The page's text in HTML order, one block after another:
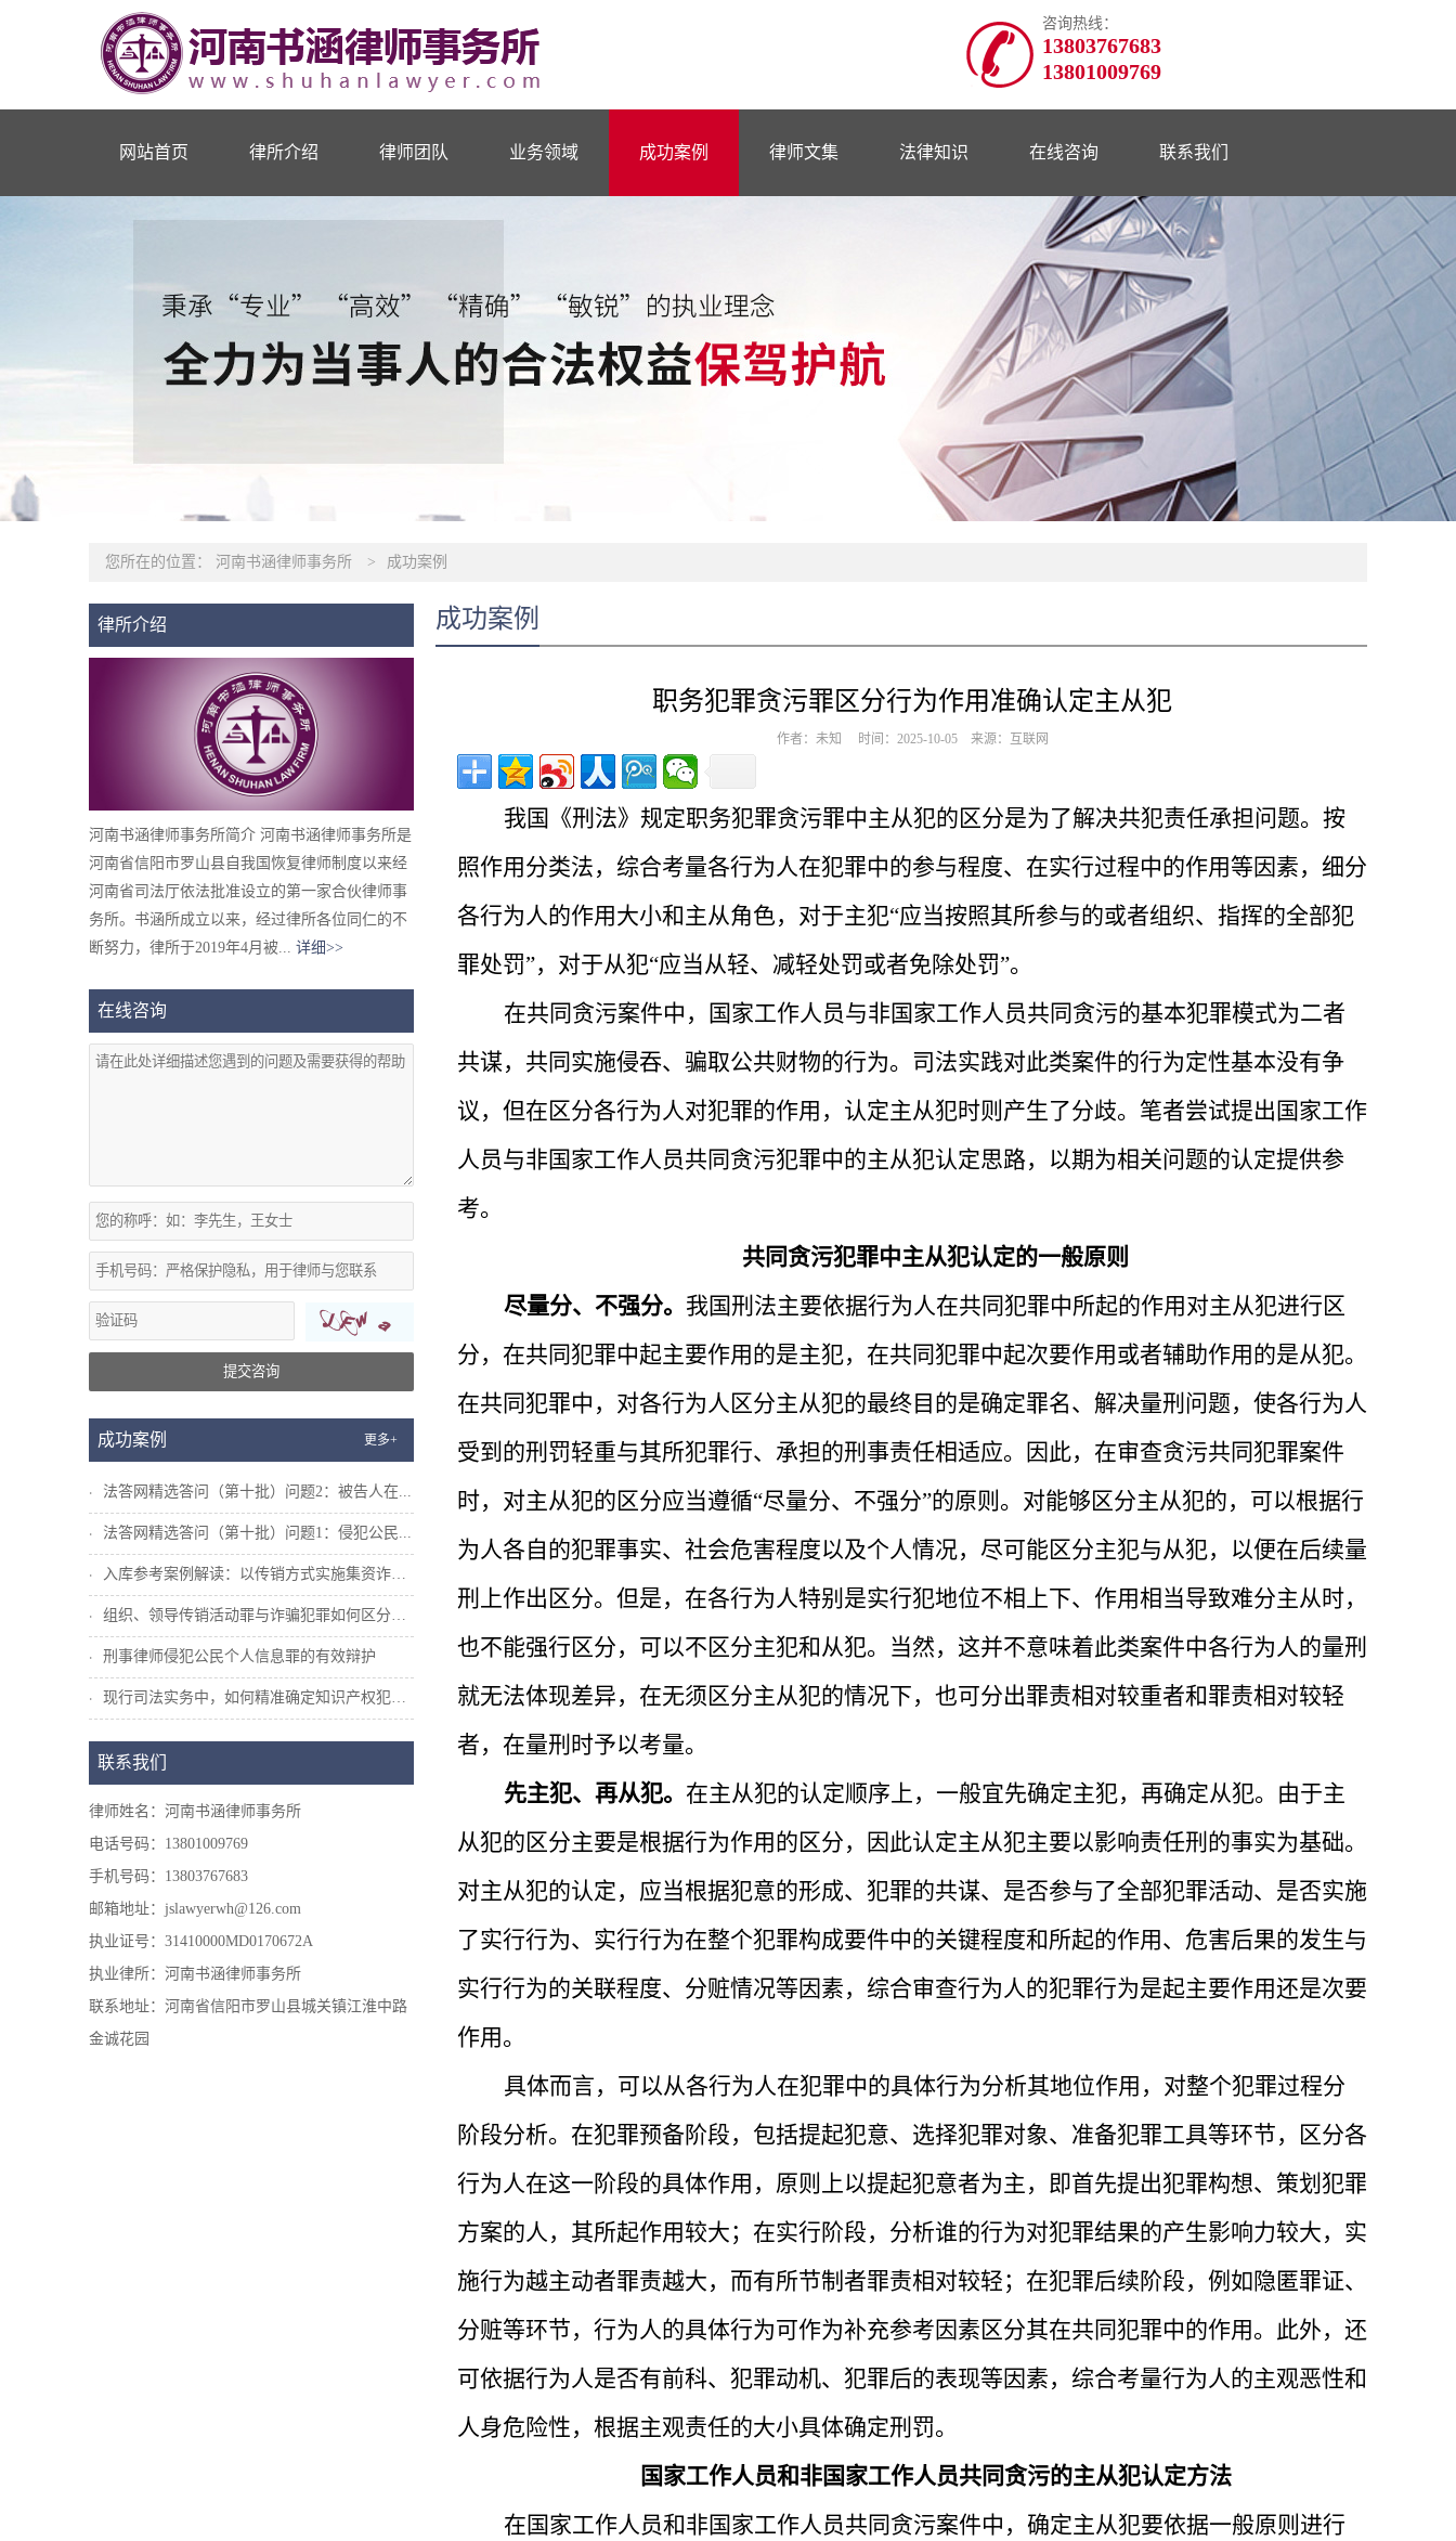
咨询热线：
13803767683
13801009769
网站首页 律所介绍 律师团队 业务领域 成功案例 律师文集 法律知识 在线咨询 联系我们
您所在的位置： 河南书涵律师事务所 > 成功案例
律所介绍
河南书涵律师事务所简介 河南书涵律师事务所是
河南省信阳市罗山县自我国恢复律师制度以来经
河南省司法厅依法批准设立的第一家合伙律师事
务所。书涵所成立以来，经过律所各位同仁的不
断努力，律所于2019年4月被... 详细>>
在线咨询
提交咨询
成功案例 更多+
法答网精选答问（第十批）问题2：被告人在...
法答网精选答问（第十批）问题1：侵犯公民...
入库参考案例解读：以传销方式实施集资诈骗...
组织、领导传销活动罪与诈骗犯罪如何区分和...
刑事律师侵犯公民个人信息罪的有效辩护
现行司法实务中，如何精准确定知识产权犯罪...
联系我们
律师姓名：河南书涵律师事务所
电话号码：13801009769
手机号码：13803767683
邮箱地址：jslawyerwh@126.com
执业证号：31410000MD0170672A
执业律所：河南书涵律师事务所
联系地址：河南省信阳市罗山县城关镇江淮中路
金诚花园
成功案例
职务犯罪贪污罪区分行为作用准确认定主从犯
作者：未知 时间：2025-10-05 来源：互联网
我国《刑法》 规定职务犯罪贪污罪中主从犯的区分是为了解决共犯责任承担问题。按
照作用分类法，综合考量各行为人在犯罪中的参与程度、在实行过程中的作用等因素，细分
各行为人的作用大小和主从角色，对于主犯“应当按照其所参与的或者组织、指挥的全部犯
罪处罚”，对于从犯“应当从轻、减轻处罚或者免除处罚”。
在共同贪污案件中，国家工作人员与非国家工作人员共同贪污的基本犯罪模式为二者
共谋，共同实施侵吞、骗取公共财物的行为。司法实践对此类案件的行为定性基本没有争
议，但在区分各行为人对犯罪的作用，认定主从犯时则产生了分歧。笔者尝试提出国家工作
人员与非国家工作人员共同贪污犯罪中的主从犯认定思路，以期为相关问题的认定提供参
考。
共同贪污犯罪中主从犯认定的一般原则
尽量分、不强分。 我国刑法主要依据行为人在共同犯罪中所起的作用对主从犯进行区
分，在共同犯罪中起主要作用的是主犯，在共同犯罪中起次要作用或者辅助作用的是从犯。
在共同犯罪中，对各行为人区分主从犯的最终目的是确定罪名、解决量刑问题，使各行为人
受到的刑罚轻重与其所犯罪行、承担的刑事责任相适应。因此，在审查贪污共同犯罪案件
时，对主从犯的区分应当遵循“尽量分、不强分”的原则。对能够区分主从犯的，可以根据行
为人各自的犯罪事实、社会危害程度以及个人情况，尽可能区分主犯与从犯，以便在后续量
刑上作出区分。但是，在各行为人特别是实行犯地位不相上下、作用相当导致难分主从时，
也不能强行区分，可以不区分主犯和从犯。当然，这并不意味着此类案件中各行为人的量刑
就无法体现差异，在无须区分主从犯的情况下，也可分出罪责相对较重者和罪责相对较轻
者，在量刑时予以考量。
先主犯、再从犯。 在主从犯的认定顺序上，一般宜先确定主犯，再确定从犯。由于主
从犯的区分主要是根据行为作用的区分，因此认定主从犯主要以影响责任刑的事实为基础。
对主从犯的认定，应当根据犯意的形成、犯罪的共谋、是否参与了全部犯罪活动、是否实施
了实行行为、实行行为在整个犯罪构成要件中的关键程度和所起的作用、危害后果的发生与
实行行为的关联程度、分赃情况等因素，综合审查行为人的犯罪行为是起主要作用还是次要
作用。
具体而言，可以从各行为人在犯罪中的具体行为分析其地位作用，对整个犯罪过程分
阶段分析。在犯罪预备阶段，包括提起犯意、选择犯罪对象、准备犯罪工具等环节，区分各
行为人在这一阶段的具体作用，原则上以提起犯意者为主，即首先提出犯罪构想、策划犯罪
方案的人，其所起作用较大；在实行阶段，分析谁的行为对犯罪结果的产生影响力较大，实
施行为越主动者罪责越大，而有所节制者罪责相对较轻；在犯罪后续阶段，例如隐匿罪证、
分赃等环节，行为人的具体行为可作为补充参考因素区分其在共同犯罪中的作用。此外，还
可依据行为人是否有前科、犯罪动机、犯罪后的表现等因素，综合考量行为人的主观恶性和
人身危险性，根据主观责任的大小具体确定刑罚。
国家工作人员和非国家工作人员共同贪污的主从犯认定方法
在国家工作人员和非国家工作人员共同贪污案件中，确定主从犯要依据一般原则进行